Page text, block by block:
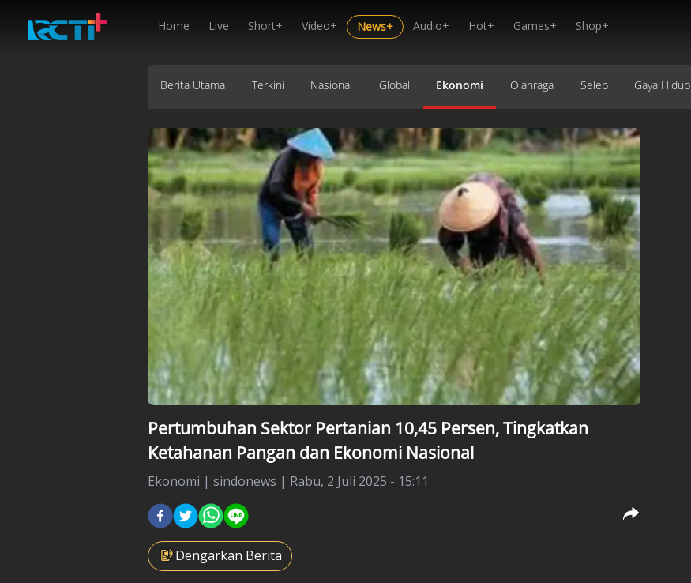
Home Live Short+ Video+ News+ Audio+ Hot+ Games+ Shop+
Berita Utama Terkini Nasional Global Ekonomi Olahraga Seleb Gaya Hidup
Pertumbuhan Sektor Pertanian 10,45 Persen, Tingkatkan
Ketahanan Pangan dan Ekonomi Nasional
Ekonomi | sindonews | Rabu, 2 Juli 2025 - 15:11
Dengarkan Berita